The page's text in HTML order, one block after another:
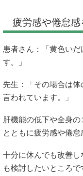
疲労感や倦怠
患者さん：「黄色い
す。」
先生：「その場合は
言われています。」
肝機能の低下や全身
とともに疲労感や倦怠
十分に休んでも改善
も検討したいところで